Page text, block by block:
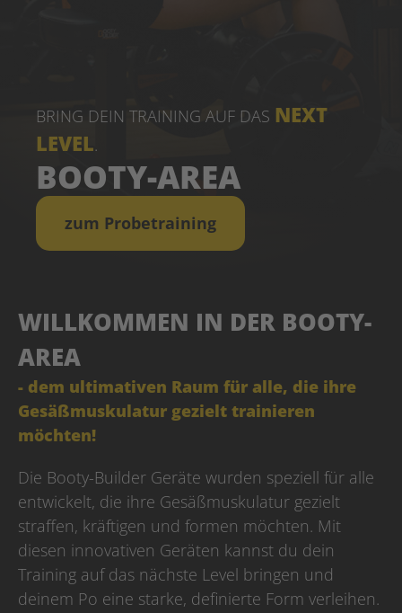
BRING DEIN TRAINING AUF DAS NEXT
LEVEL.
BOOTY-AREA
zum Probetraining
WILLKOMMEN IN DER BOOTY-
AREA
- dem ultimativen Raum für alle, die ihre
Gesäßmuskulatur gezielt trainieren
möchten!
Die Booty-Builder Geräte wurden speziell für alle
entwickelt, die ihre Gesäßmuskulatur gezielt
straffen, kräftigen und formen möchten. Mit
diesen innovativen Geräten kannst du dein
Training auf das nächste Level bringen und
deinem Po eine starke, definierte Form verleihen.